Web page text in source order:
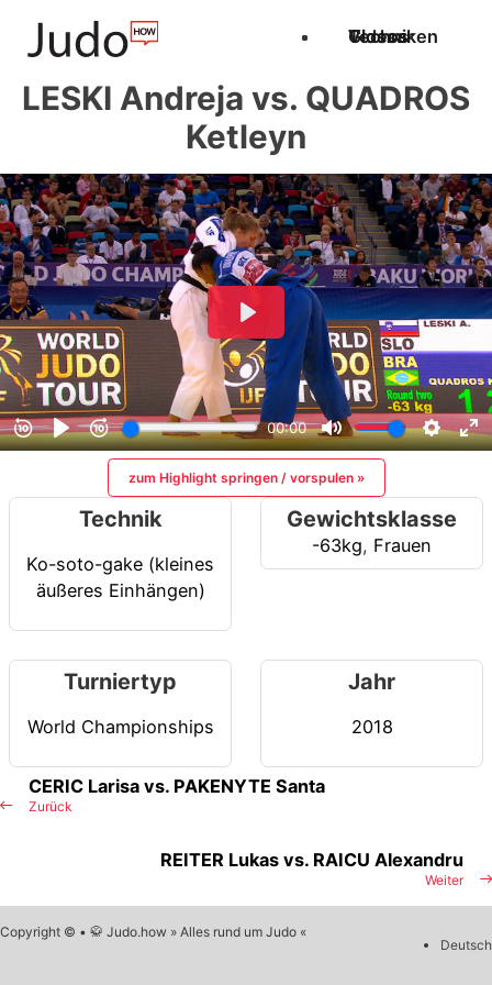
Techniken
Videos
Glossar
LESKI Andreja vs. QUADROS
Ketleyn
zum Highlight springen / vorspulen »
Technik
Ko-soto-gake (kleines
äußeres Einhängen)
Gewichtsklasse
-63kg, Frauen
Turniertyp
World Championships
Jahr
2018
Zurück
CERIC Larisa vs. PAKENYTE Santa
Weiter
REITER Lukas vs. RAICU Alexandru
Copyright © • 🥋 Judo.how » Alles rund um Judo «
Deutsch